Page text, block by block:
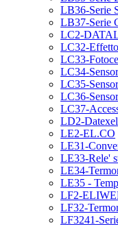
LB36-Serie
LB37-Serie
LC2-
LC32-
LC33-
LC34-
LC35-
LC36-
LC37-
LD2-Datexel
LE2-EL.CO
LE31-
LE33-Rele'
LE34-
LE35 -
LF2-
LF32-
LF3241-